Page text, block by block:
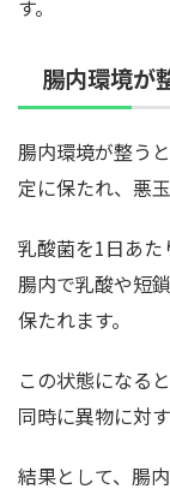
す。
腸内環境が
腸内環境が整う
定に保たれ、悪
乳酸菌を1日あた
腸内で乳酸や短
保たれます。
この状態になる
同時に異物に対
結果として、腸